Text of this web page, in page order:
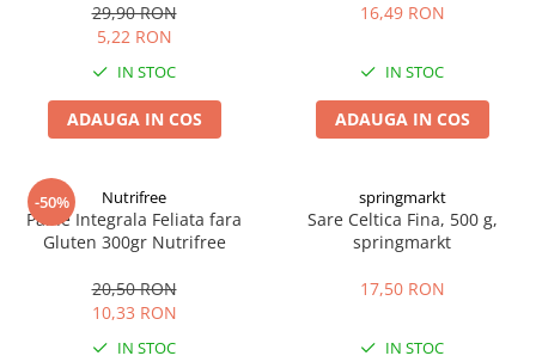
Antiinflamator
Antioxidanti
Antitumorale
Articulatii sanatoase
Cardiovasculare
Digestie
Imunitate
Memorie
Produse sanatate sexuala
Produse pentru Ea
Leguminoase
Paine, faina si mixuri
Uleiuri alimentare
Ulei CBD
Unturi alimentare
Sucuri
Produse instant
Detergenti Bio29,90 RON
5,22 RON
IN STOC
ADAUGA IN COS
16,49 RON
IN STOC
ADAUGA IN COS
-50% Nutrifree
Paine Integrala Feliata fara
Gluten 300gr Nutrifree
20,50 RON
10,33 RON
IN STOC
springmarkt
Sare Celtica Fina, 500 g,
springmarkt
17,50 RON
IN STOC